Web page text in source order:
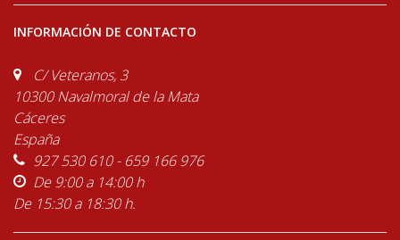
INFORMACIÓN DE CONTACTO
C/ Veteranos, 3
10300 Navalmoral de la Mata
Cáceres
España
927 530 610 - 659 166 976
De 9:00 a 14:00 h
De 15:30 a 18:30 h.